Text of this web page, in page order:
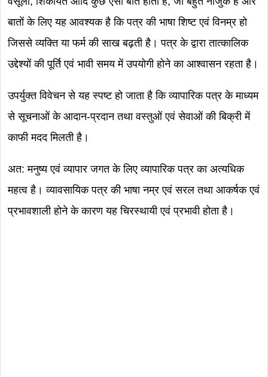
बातों के लिए यह आवश्यक है कि पत्र की भाषा शिष्ट एवं विनम्र हो
जिससे व्यक्ति या फर्म की साख बढ़ती है। पत्र के द्वारा तात्कालिक
उद्देश्यों की पूर्ति एवं भावी समय में उपयोगी होने का आश्वासन रहता है।
उपर्युक्त विवेचन से यह स्पष्ट हो जाता है कि व्यापारिक पत्र के माध्यम
से सूचनाओं के आदान-प्रदान तथा वस्तुओं एवं सेवाओं की बिक्री में
काफी मदद मिलती है।
अत: मनुष्य एवं व्यापार जगत के लिए व्यापारिक पत्र का अत्यधिक
महत्व है। व्यावसायिक पत्र की भाषा नम्र एवं सरल तथा आकर्षक एवं
प्रभावशाली होने के कारण यह चिरस्थायी एवं प्रभावी होता है।